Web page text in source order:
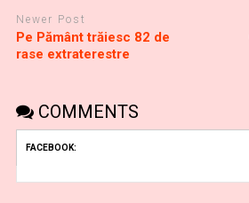
Newer Post
Pe Pământ trăiesc 82 de
rase extraterestre
COMMENTS
FACEBOOK: